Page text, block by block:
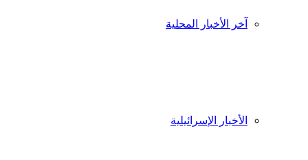
آخر الأخبار المحلية
الأخبار الإسرائيلية